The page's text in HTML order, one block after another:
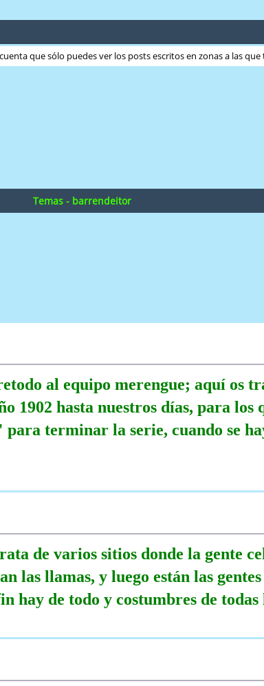
que sólo puedes ver los posts escritos en zonas a las
Temas - barrendeitor
al equipo merengue; aquí os
1902 hasta nuestros días, para los
terminar la serie, cuando se
de varios sitios donde la gente
las llamas, y luego están las
de todo y costumbres de todas